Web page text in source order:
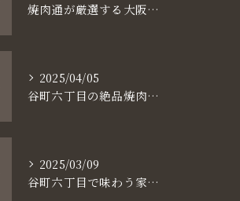
焼肉通が厳選する大阪長堀鶴見緑地線谷町六丁目満足食事術
2025/04/05
谷町六丁目の絶品焼肉体験
2025/03/09
谷町六丁目で味わう家族と焼肉の魅力